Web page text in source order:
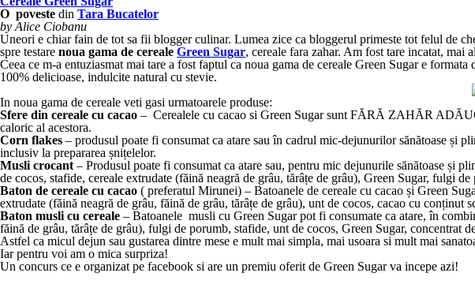
O poveste din Tara Bucatelor
by Alice Ciobanu
Uneori e chiar fain de tot sa fii blogger culinar. Lumea zice ca bloggerul primeste tot felul de
spre testare noua gama de cereale Green Sugar, cereale fara zahar. Am fost tare incatat, mai
Ceea ce m-a entuziasmat mai tare a fost faptul ca noua gama de cereale Green Sugar e
100% delicioase, indulcite natural cu stevie.
In noua gama de cereale veti gasi urmatoarele produse:
Sfere din cereale cu cacao – Cerealele cu cacao si Green Sugar sunt FĂRĂ ZAHĂR
caloric al acestora.
Corn flakes – produsul poate fi consumat ca atare sau în cadrul mic-dejunurilor sănătoase și
inclusiv la prepararea șnițelelor.
Musli crocant – Produsul poate fi consumat ca atare sau, pentru mic dejunurile sănătoase și
de cocos, stafide, cereale extrudate (făină neagră de grâu, tărâțe de grâu), Green Sugar, fulgi
Baton de cereale cu cacao ( preferatul Mirunei) – Batoanele de cereale cu cacao și Green
extrudate (făină neagră de grâu, făină de grâu, tărâțe de grâu), unt de cocos, cacao cu conținut
Baton musli cu cereale – Batoanele musli cu Green Sugar pot fi consumate ca atare, în
făină de grâu, tărâțe de grâu), fulgi de porumb, stafide, unt de cocos, Green Sugar, concentrat
Astfel ca micul dejun sau gustarea dintre mese e mult mai simpla, mai usoara si mult mai
Iar pentru voi am o mica surpriza!
Un concurs ce e organizat pe facebook si are un premiu oferit de Green Sugar va incepe azi!